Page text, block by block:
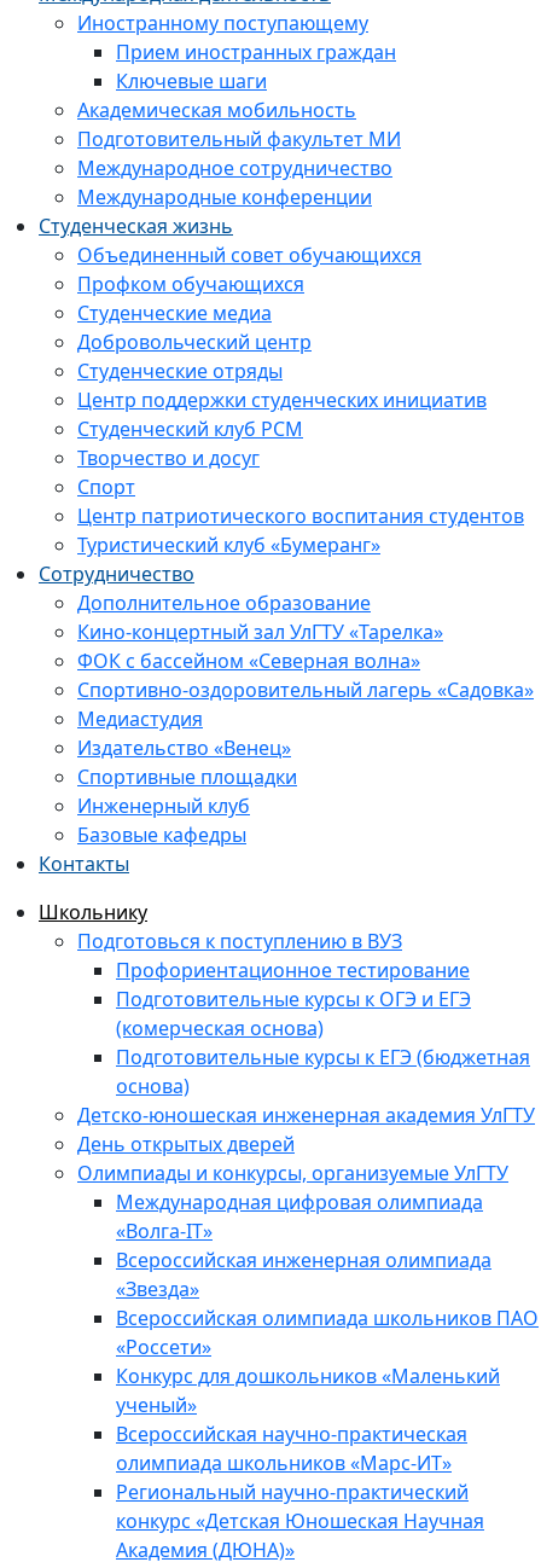
Иностранному поступающему
Прием иностранных граждан
Ключевые шаги
Академическая мобильность
Подготовительный факультет МИ
Международное сотрудничество
Международные конференции
Студенческая жизнь
Объединенный совет обучающихся
Профком обучающихся
Студенческие медиа
Добровольческий центр
Студенческие отряды
Центр поддержки студенческих инициатив
Студенческий клуб РСМ
Творчество и досуг
Спорт
Центр патриотического воспитания студентов
Туристический клуб «Бумеранг»
Сотрудничество
Дополнительное образование
Кино-концертный зал УлГТУ «Тарелка»
ФОК с бассейном «Северная волна»
Спортивно-оздоровительный лагерь «Садовка»
Медиастудия
Издательство «Венец»
Спортивные площадки
Инженерный клуб
Базовые кафедры
Контакты
Школьнику
Подготовься к поступлению в ВУЗ
Профориентационное тестирование
Подготовительные курсы к ОГЭ и ЕГЭ
(комерческая основа)
Подготовительные курсы к ЕГЭ (бюджетная
основа)
Детско-юношеская инженерная академия УлГТУ
День открытых дверей
Олимпиады и конкурсы, организуемые УлГТУ
Международная цифровая олимпиада
«Волга-IT»
Всероссийская инженерная олимпиада
«Звезда»
Всероссийская олимпиада школьников ПАО
«Россети»
Конкурс для дошкольников «Маленький
ученый»
Всероссийская научно-практическая
олимпиада школьников «Марс-ИТ»
Региональный научно-практический
конкурс «Детская Юношеская Научная
Академия (ДЮНА)»